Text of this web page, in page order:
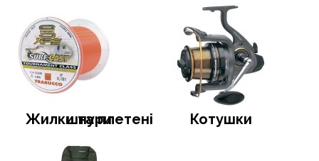
Жилки та плетені шнури Котушки